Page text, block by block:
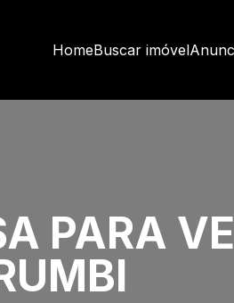
HomeBuscar imóvel
PARA